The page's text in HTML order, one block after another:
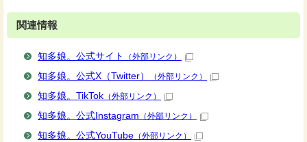
関連情報
知多娘。公式サイト （外部リンク）
知多娘。公式X（Twitter） （外部リンク）
知多娘。TikTok （外部リンク）
知多娘。公式Instagram （外部リンク）
知多娘。公式YouTube （外部リンク）